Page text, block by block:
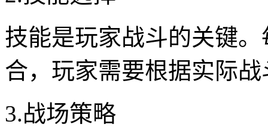
技能是玩家战斗的关键
合，玩家需要根据实际
3.战场策略